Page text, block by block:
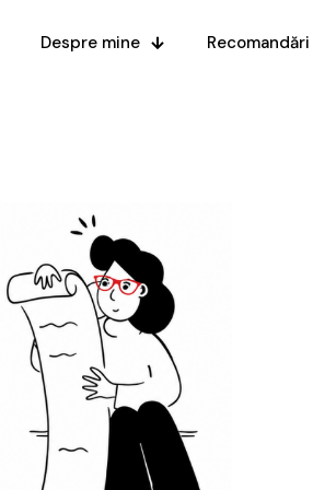
Despre mine Recomandări